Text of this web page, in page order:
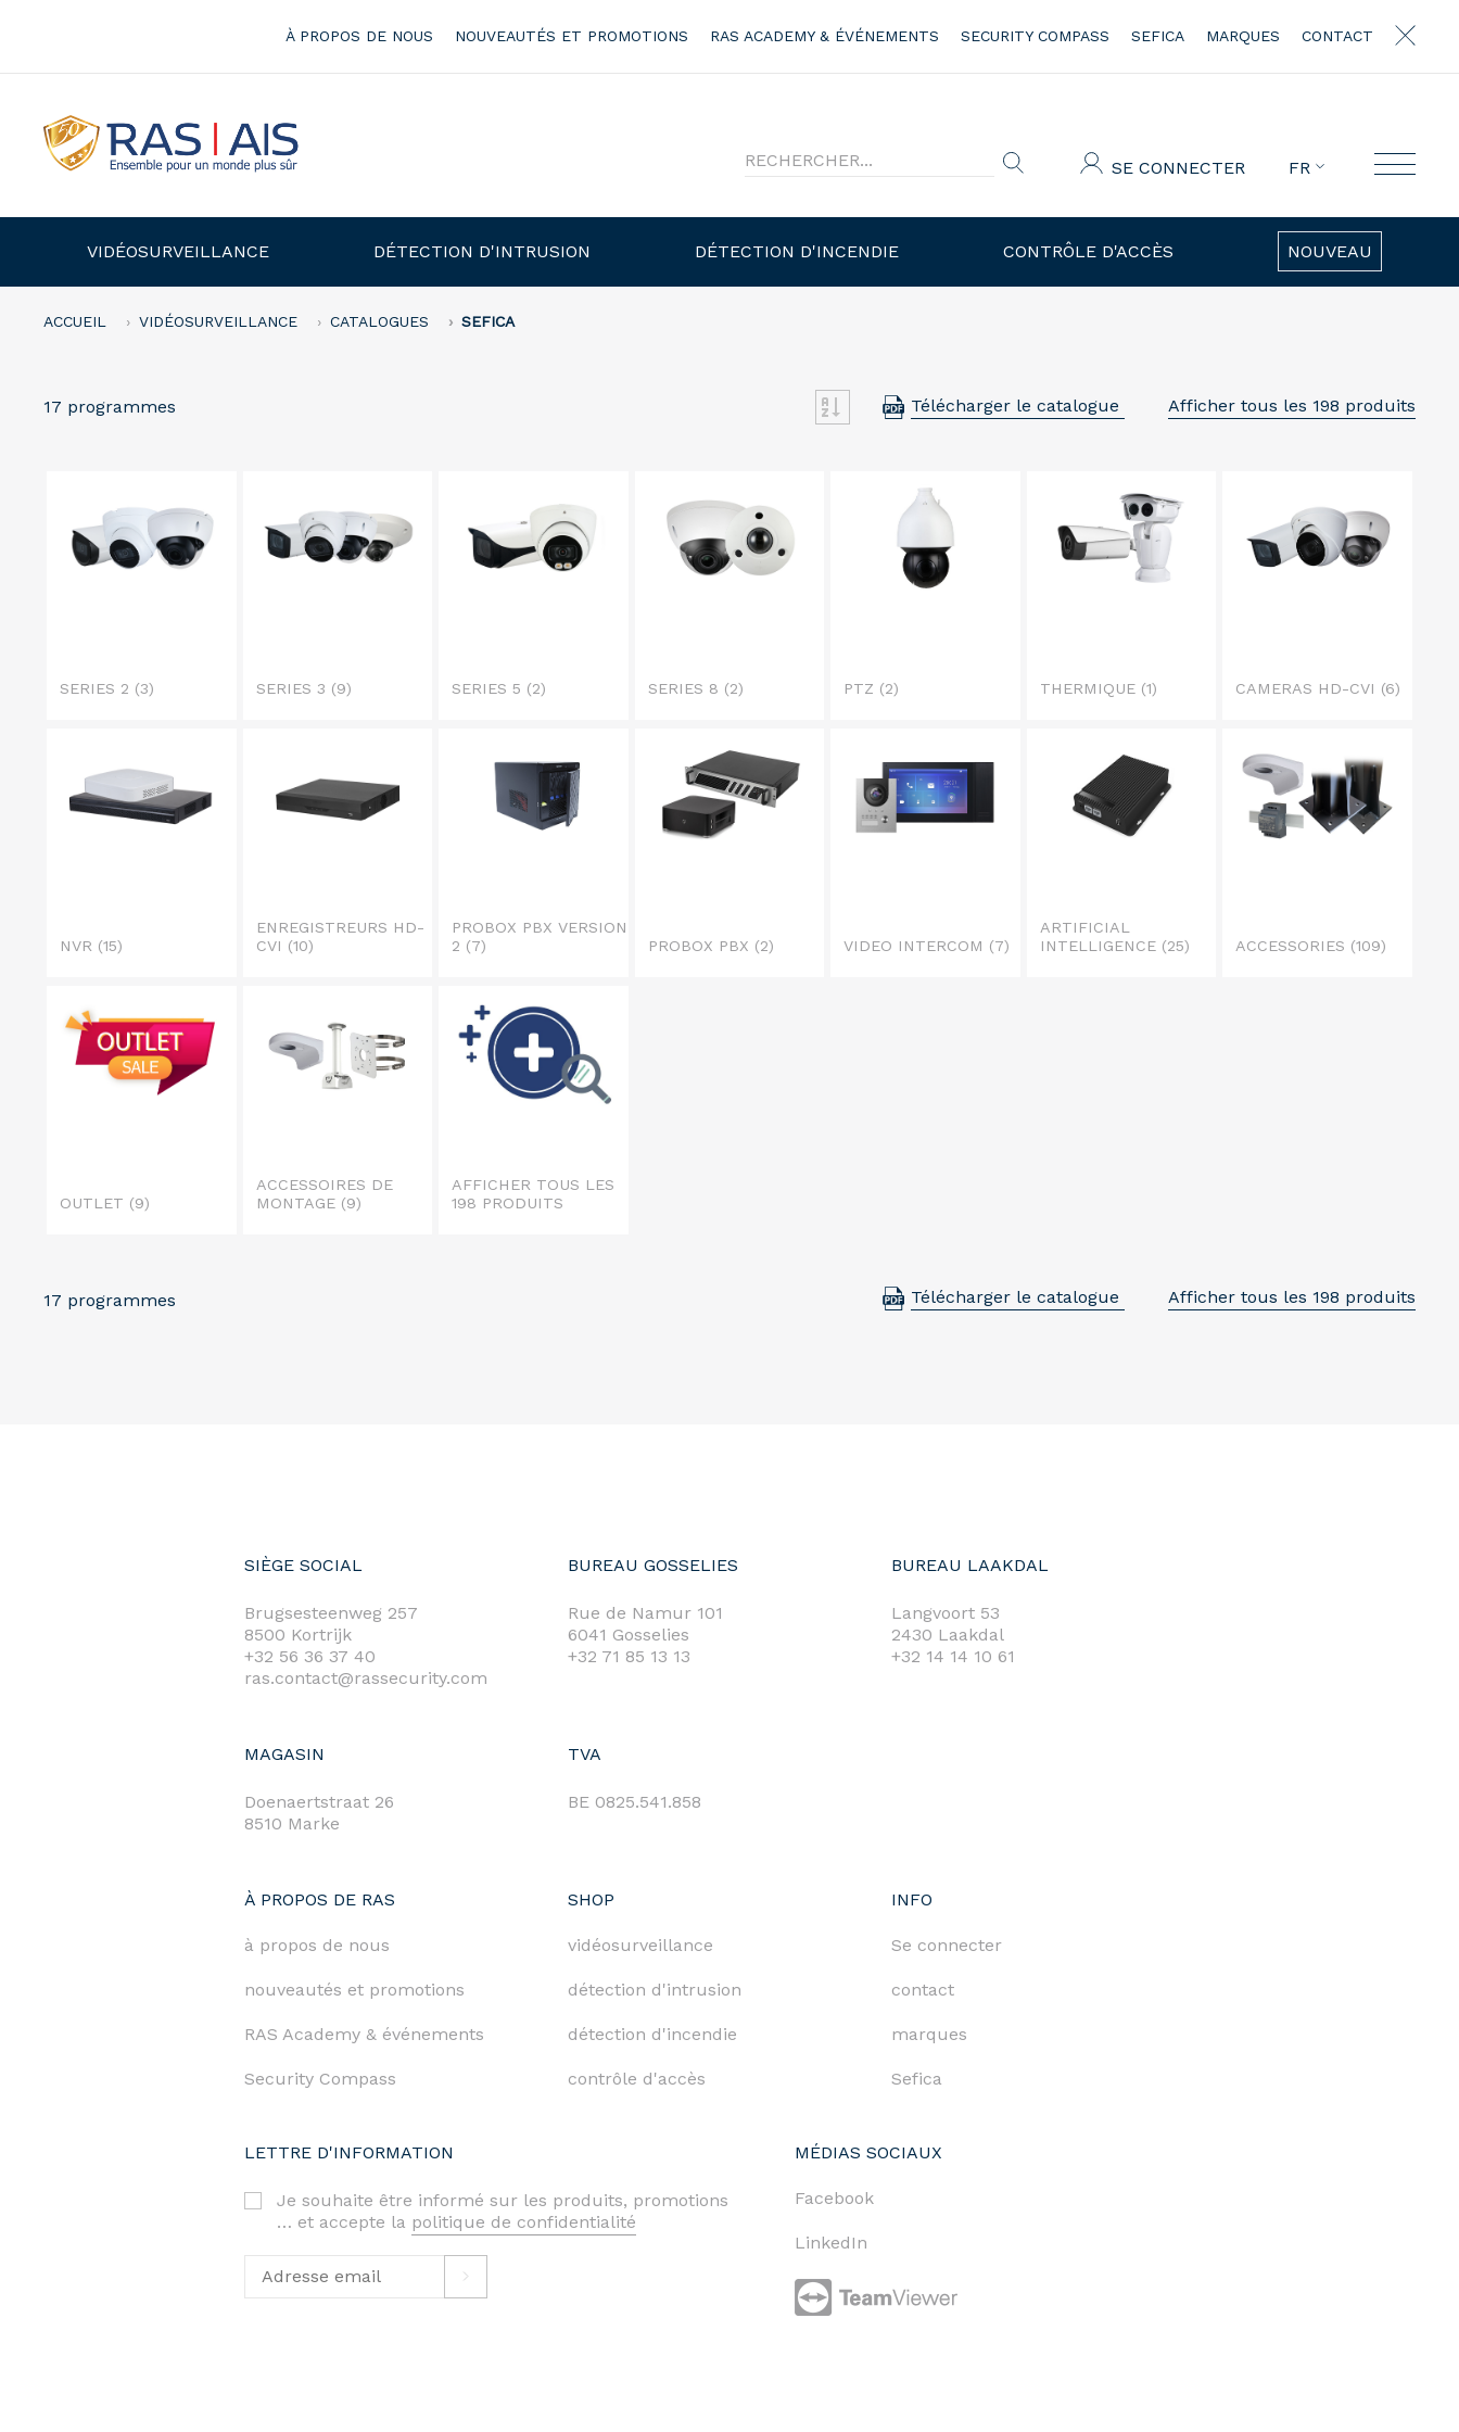
À PROPOS DE NOUS NOUVEAUTÉS ET PROMOTIONS RAS ACADEMY & ÉVÉNEMENTS SECURITY COMPASS SEFICA MARQUES CONTACT
SE CONNECTER FR
VIDÉOSURVEILLANCE DÉTECTION D'INTRUSION DÉTECTION D'INCENDIE CONTRÔLE D'ACCÈS NOUVEAU
ACCUEIL VIDÉOSURVEILLANCE CATALOGUES SEFICA
17 programmes Télécharger le catalogue Afficher tous les 198 produits
SERIES 2 (3) SERIES 3 (9) SERIES 5 (2) SERIES 8 (2) PTZ (2) THERMIQUE (1) CAMERAS HD-CVI (6)
NVR (15)
ENREGISTREURS HD-
CVI (10)
PROBOX PBX VERSION
2 (7) PROBOX PBX (2) VIDEO INTERCOM (7)
ARTIFICIAL
INTELLIGENCE (25) ACCESSORIES (109)
OUTLET (9)
ACCESSOIRES DE
MONTAGE (9)
AFFICHER TOUS LES
198 PRODUITS
17 programmes Télécharger le catalogue Afficher tous les 198 produits
SIÈGE SOCIAL
Brugsesteenweg 257
8500 Kortrijk
+32 56 36 37 40
ras.contact@rassecurity.com
BUREAU GOSSELIES
Rue de Namur 101
6041 Gosselies
+32 71 85 13 13
BUREAU LAAKDAL
Langvoort 53
2430 Laakdal
+32 14 14 10 61
MAGASIN
Doenaertstraat 26
8510 Marke
TVA
BE 0825.541.858
À PROPOS DE RAS
à propos de nous
nouveautés et promotions
RAS Academy & événements
Security Compass
SHOP
vidéosurveillance
détection d'intrusion
détection d'incendie
contrôle d'accès
INFO
Se connecter
contact
marques
Sefica
LETTRE D'INFORMATION
Je souhaite être informé sur les produits, promotions
… et accepte la politique de confidentialité
MÉDIAS SOCIAUX
Facebook
LinkedIn